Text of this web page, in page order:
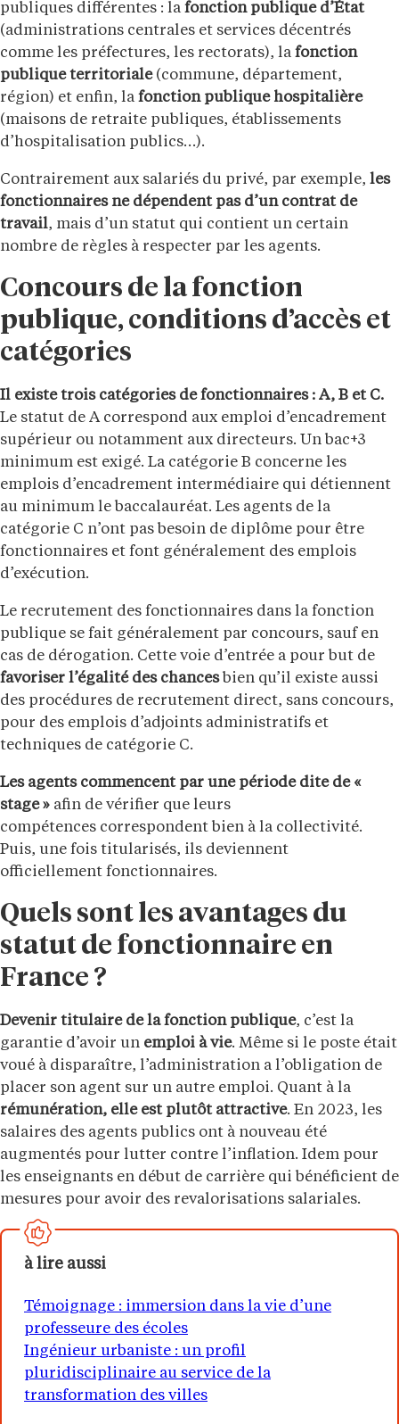
publiques différentes : la fonction publique d’État
(administrations centrales et services décentrés
comme les préfectures, les rectorats), la fonction
publique territoriale(commune, département,
région) et enfin, la fonction publique hospitalière
(maisons de retraite publiques, établissements
d’hospitalisation publics…).
Contrairement aux salariés du privé, par exemple, les
fonctionnaires ne dépendent pas d’un contrat de
travail, mais d’un statut qui contient un certain
nombre de règles à respecter par les agents.
Concours de la fonction
publique, conditions d’accès et
catégories
Il existe trois catégories de fonctionnaires : A, B et C.
Le statut de A correspond aux emploi d’encadrement
supérieur ou notamment aux directeurs. Un bac+3
minimum est exigé. La catégorie B concerne les
emplois d’encadrement intermédiaire qui détiennent
au minimum le baccalauréat. Les agents de la
catégorie C n’ont pas besoin de diplôme pour être
fonctionnaires et font généralement des emplois
d’exécution.
Le recrutement des fonctionnaires dans la fonction
publique se fait généralement par concours, sauf en
cas de dérogation. Cette voie d’entrée a pour but de
favoriser l’égalité des chancesbien qu’il existe aussi
des procédures de recrutement direct, sans concours,
pour des emplois d’adjoints administratifs et
techniques de catégorie C.
Les agents commencent par une période dite de «
stage » afin de vérifier que leurs
compétences correspondent bien à la collectivité.
Puis, une fois titularisés, ils deviennent
officiellement fonctionnaires.
Quels sont les avantages du
statut de fonctionnaire en
France ?
Devenir titulaire de la fonction publique, c’est la
garantie d’avoir un emploi à vie. Même si le poste était
voué à disparaître, l’administration a l’obligation de
placer son agent sur un autre emploi. Quant à la
rémunération, elle est plutôt attractive. En 2023, les
salaires des agents publics ont à nouveau été
augmentés pour lutter contre l’inflation. Idem pour
les enseignants en début de carrière qui bénéficient de
mesures pour avoir des revalorisations salariales.
à lire aussi
Témoignage : immersion dans la vie d’une
professeure des écoles
Ingénieur urbaniste : un profil
pluridisciplinaire au service de la
transformation des villes